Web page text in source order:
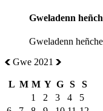
Gweladenn
Gweladenn
Gwe 2021
L M M Y G S
S
1
2 3 4
5